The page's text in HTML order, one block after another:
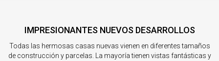
IMPRESIONANTES NUEVOS DESARROLLOS
Todas las hermosas casas nuevas vienen en diferentes tamaños
de construcción y parcelas. La mayoría tienen vistas fantásticas y